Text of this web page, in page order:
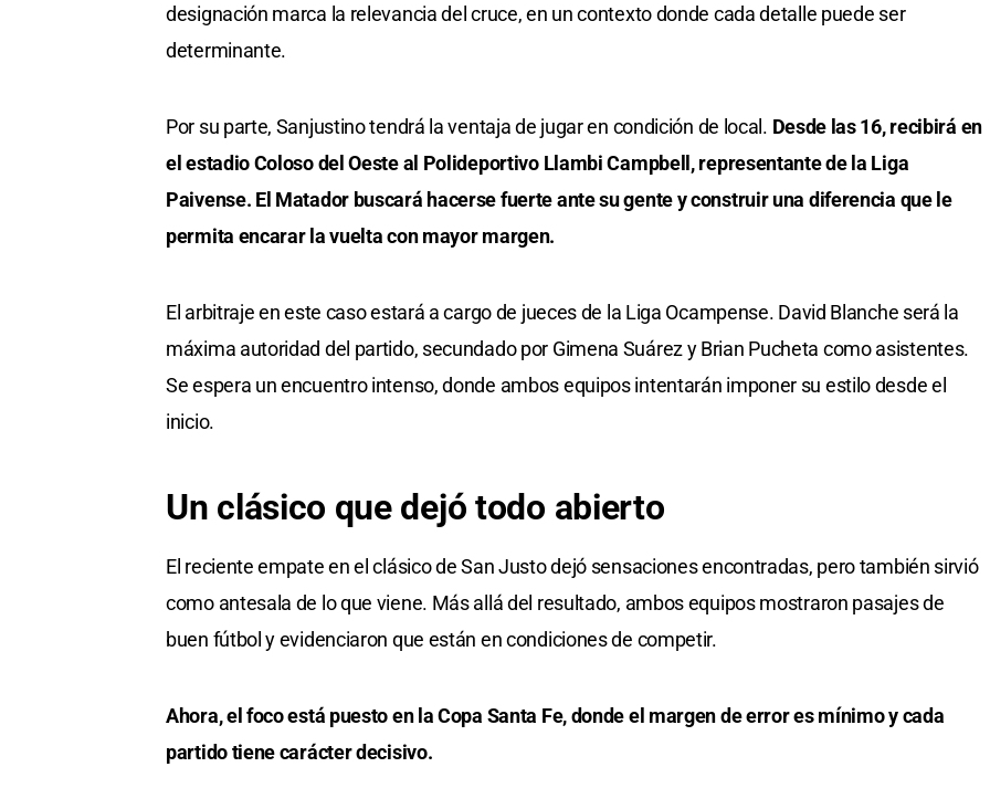
designación marca la relevancia del cruce, en un contexto donde cada detalle puede ser
determinante.
Por su parte, Sanjustino tendrá la ventaja de jugar en condición de local. Desde las 16, recibirá en
el estadio Coloso del Oeste al Polideportivo Llambi Campbell, representante de la Liga
Paivense. El Matador buscará hacerse fuerte ante su gente y construir una diferencia que le
permita encarar la vuelta con mayor margen.
El arbitraje en este caso estará a cargo de jueces de la Liga Ocampense. David Blanche será la
máxima autoridad del partido, secundado por Gimena Suárez y Brian Pucheta como asistentes.
Se espera un encuentro intenso, donde ambos equipos intentarán imponer su estilo desde el
inicio.
Un clásico que dejó todo abierto
El reciente empate en el clásico de San Justo dejó sensaciones encontradas, pero también sirvió
como antesala de lo que viene. Más allá del resultado, ambos equipos mostraron pasajes de
buen fútbol y evidenciaron que están en condiciones de competir.
Ahora, el foco está puesto en la Copa Santa Fe, donde el margen de error es mínimo y cada
partido tiene carácter decisivo.